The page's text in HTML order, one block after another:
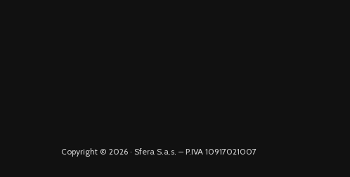
Copyright © 2026 · Sfera S.a.s. – P.IVA 10917021007